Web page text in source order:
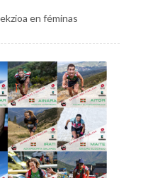
en féminas